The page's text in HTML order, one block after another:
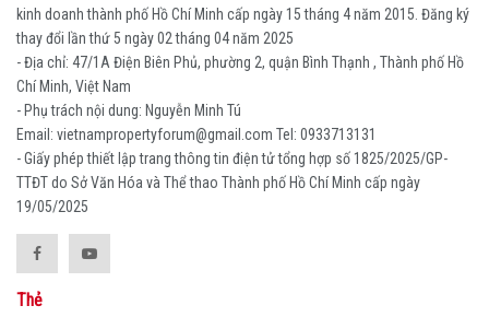
kinh doanh thành phố Hồ Chí Minh cấp ngày 15 tháng 4 năm 2015. Đăng ký
thay đổi lần thứ 5 ngày 02 tháng 04 năm 2025
- Địa chỉ: 47/1A Điện Biên Phủ, phường 2, quận Bình Thạnh , Thành phố Hồ
Chí Minh, Việt Nam
- Phụ trách nội dung: Nguyễn Minh Tú
Email: vietnampropertyforum@gmail.com Tel: ‭0933713131
- Giấy phép thiết lập trang thông tin điện tử tổng hợp số 1825/2025/GP-
TTĐT do Sở Văn Hóa và Thể thao Thành phố Hồ Chí Minh cấp ngày
19/05/2025
Thẻ